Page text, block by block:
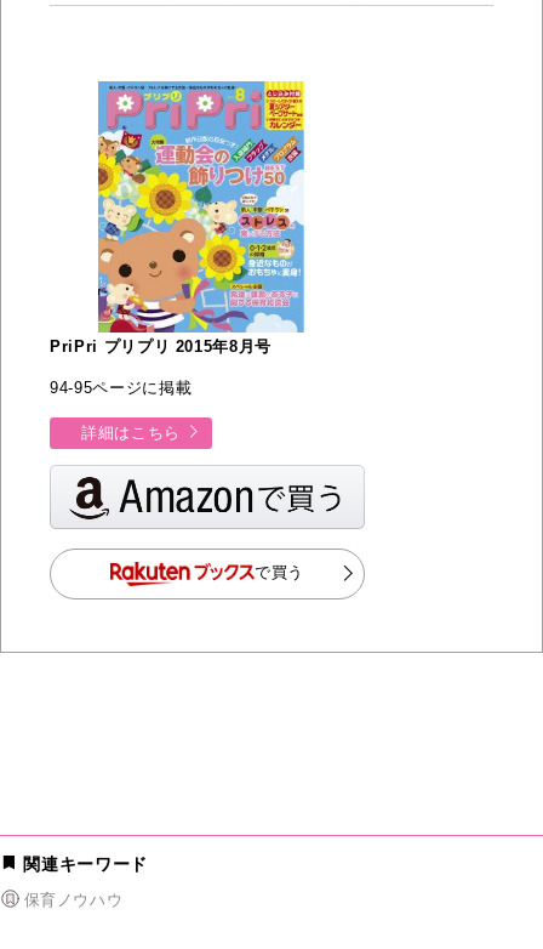
PriPri プリプリ 2015年8月号
94-95ページに掲載
詳細はこちら
で買う
関連キーワード
保育ノウハウ